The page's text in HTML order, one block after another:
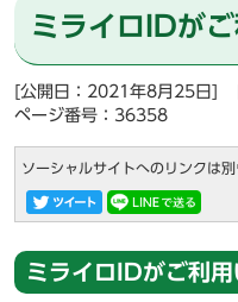
ミライロIDが
[公開日：2021年8月25日]
ページ番号：36358
ソーシャルサイトへのリンクは
ミライロIDがご利